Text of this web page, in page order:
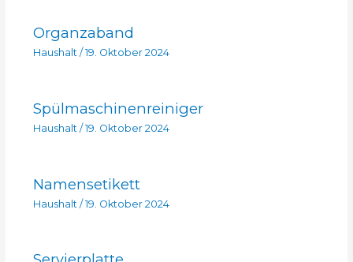
Organzaband
Haushalt/ 19. Oktober 2024
Spülmaschinenreiniger
Haushalt/ 19. Oktober 2024
Namensetikett
Haushalt / 19. Oktober 2024